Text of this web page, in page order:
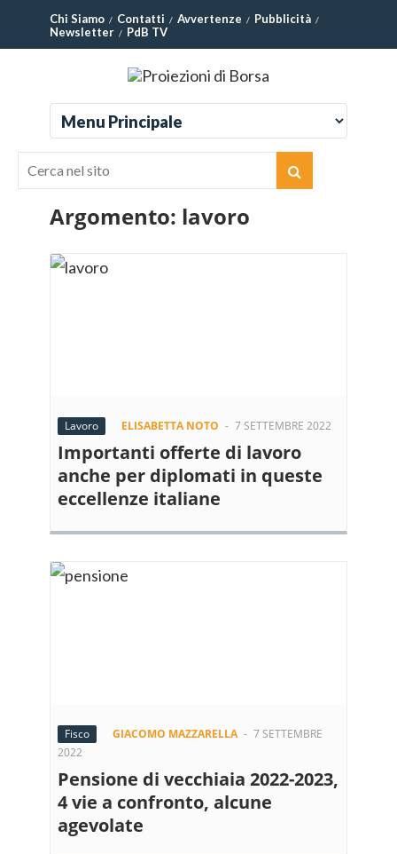
Chi Siamo Contatti Avvertenze
Pubblicità
Newsletter
PdB TV
Argomento: lavoro
Lavoro ELISABETTA NOTO - 7 SETTEMBRE 2022
Importanti offerte di lavoro
anche per diplomati in queste
eccellenze italiane
Fisco GIACOMO MAZZARELLA - 7 SETTEMBRE
2022
Pensione di vecchiaia 2022-2023,
4 vie a confronto, alcune
agevolate